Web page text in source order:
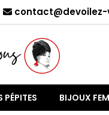
PÉPITES BIJOUX